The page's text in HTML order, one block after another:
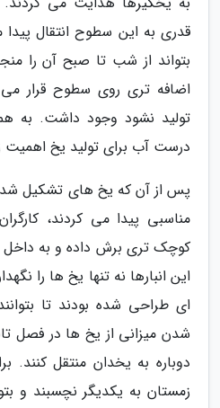
قدری به این سطوح انتقال
بتواند از شب تا صبح آن را
اضافه تری روی سطوح قرار
تولید نشود وجود داشت. به
درست آب برای تولید یخ
پس از آن که یخ های تشکیل
مناسبی پیدا می کردند،
کوچک تری برش داده و به داخل
این انبارها نه تنها یخ ها را
ای طراحی شده بودند تا
شدن میزانی از یخ ها در فصل
دوباره به یخدان منتقل
زمستان به یکدیگر نچسبند و